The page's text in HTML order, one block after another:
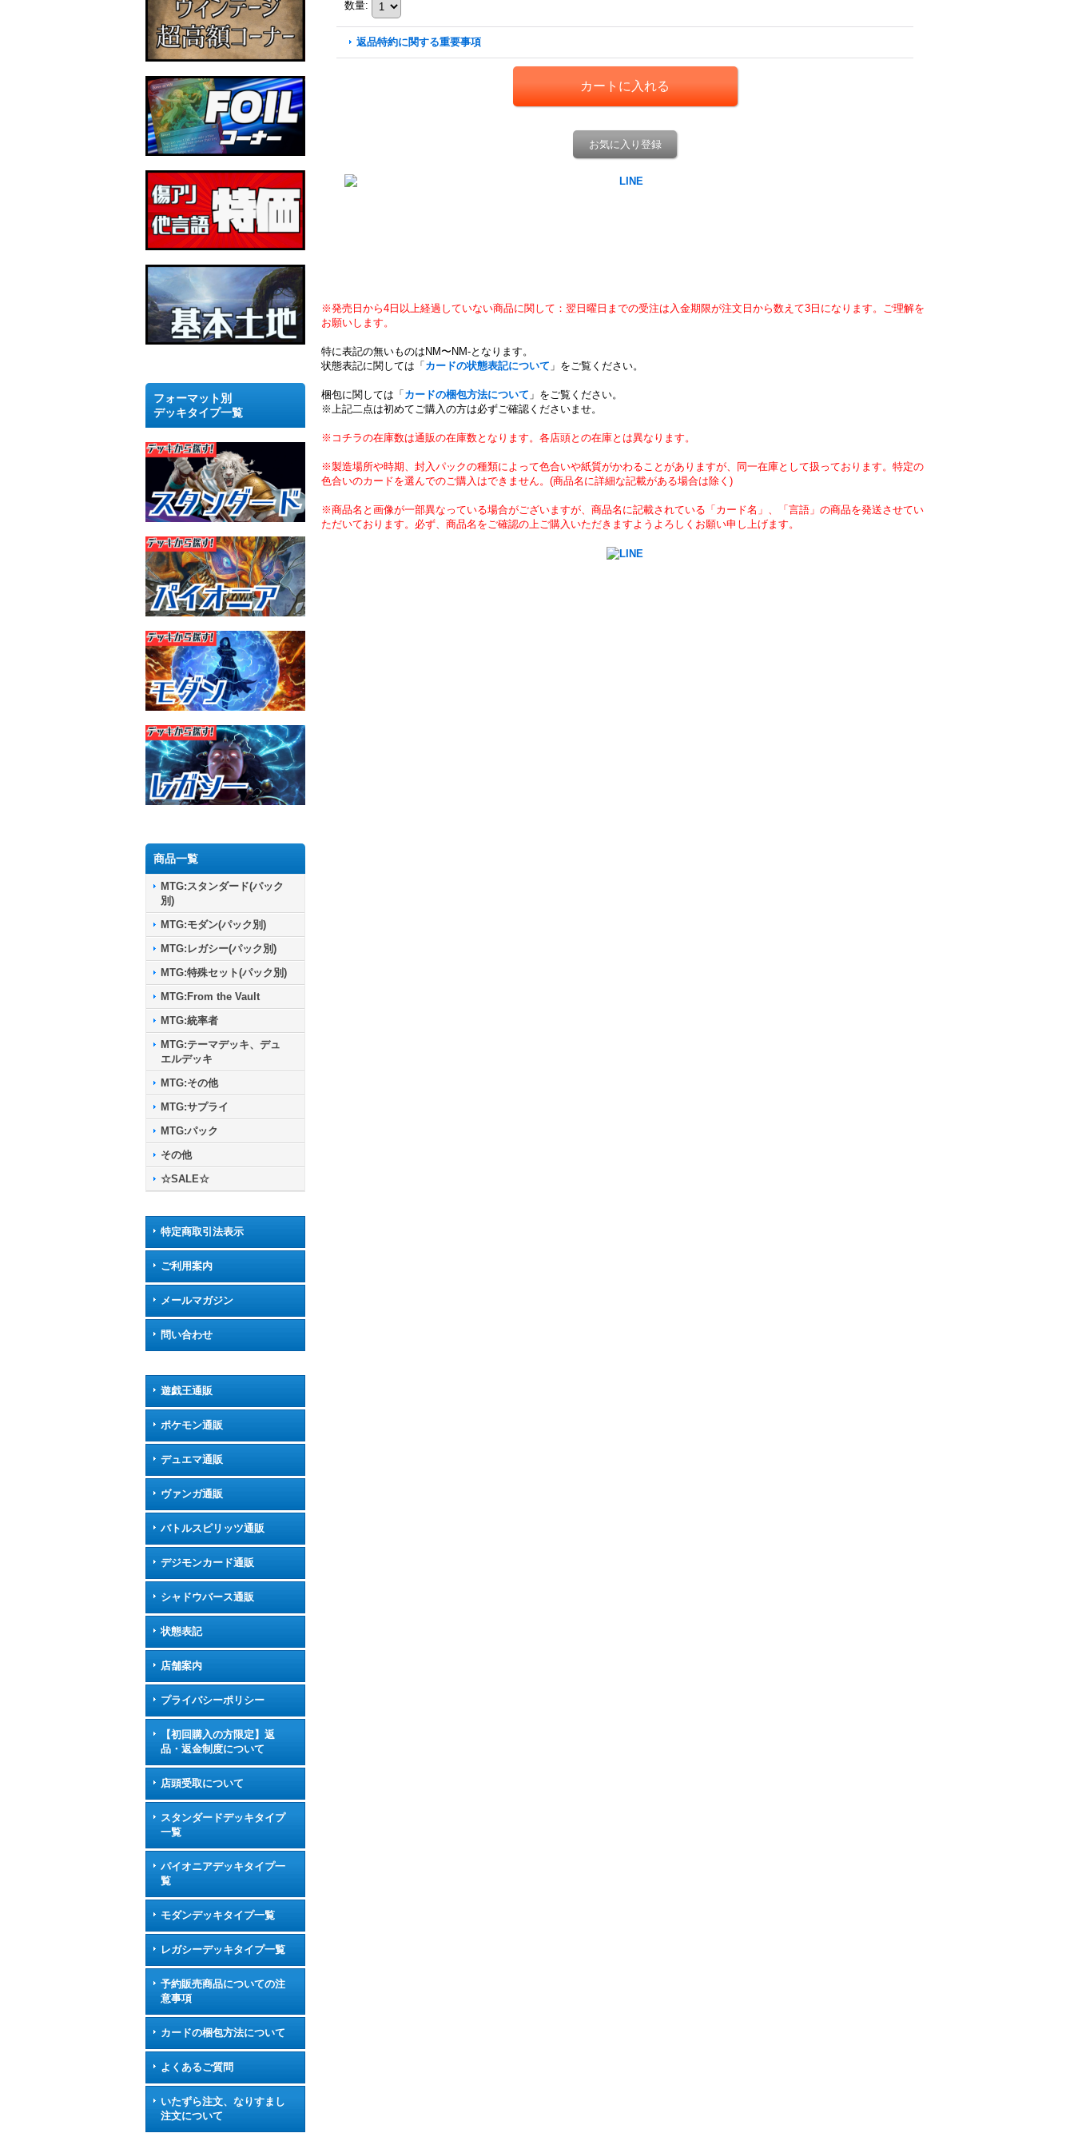
フォーマット別
デッキタイプ一覧
商品一覧
MTG:スタンダード(パック
別)
MTG:モダン(パック別)
MTG:レガシー(パック別)
MTG:特殊セット(パック別)
MTG:From the Vault
MTG:統率者
MTG:テーマデッキ、デュ
エルデッキ
MTG:その他
MTG:サプライ
MTG:パック
その他
☆SALE☆
特定商取引法表示
ご利用案内
メールマガジン
問い合わせ
遊戯王通販
ポケモン通販
デュエマ通販
ヴァンガ通販
バトルスピリッツ通販
デジモンカード通販
シャドウバース通販
状態表記
店舗案内
プライバシーポリシー
【初回購入の方限定】返
品・返金制度について
店頭受取について
スタンダードデッキタイプ
一覧
パイオニアデッキタイプ一
覧
モダンデッキタイプ一覧
レガシーデッキタイプ一覧
予約販売商品についての注
意事項
カードの梱包方法について
よくあるご質問
いたずら注文、なりすまし
注文について
数量:
返品特約に関する重要事項
お気に入り登録
※発売日から4日以上経過していない商品に関して：翌日曜日までの受注は入金期限が注文日から数えて3日になります。ご理解を
お願いします。
特に表記の無いものはNM〜NM-となります。
状態表記に関しては「 カードの状態表記について 」をご覧ください。
梱包に関しては「 カードの梱包方法について 」をご覧ください。
※上記二点は初めてご購入の方は必ずご確認くださいませ。
※コチラの在庫数は通販の在庫数となります。各店頭との在庫とは異なります。
※製造場所や時期、封入パックの種類によって色合いや紙質がかわることがありますが、同一在庫として扱っております。特定の
色合いのカードを選んでのご購入はできません。(商品名に詳細な記載がある場合は除く)
※商品名と画像が一部異なっている場合がございますが、商品名に記載されている「カード名」、「言語」の商品を発送させてい
ただいております。必ず、商品名をご確認の上ご購入いただきますようよろしくお願い申し上げます。